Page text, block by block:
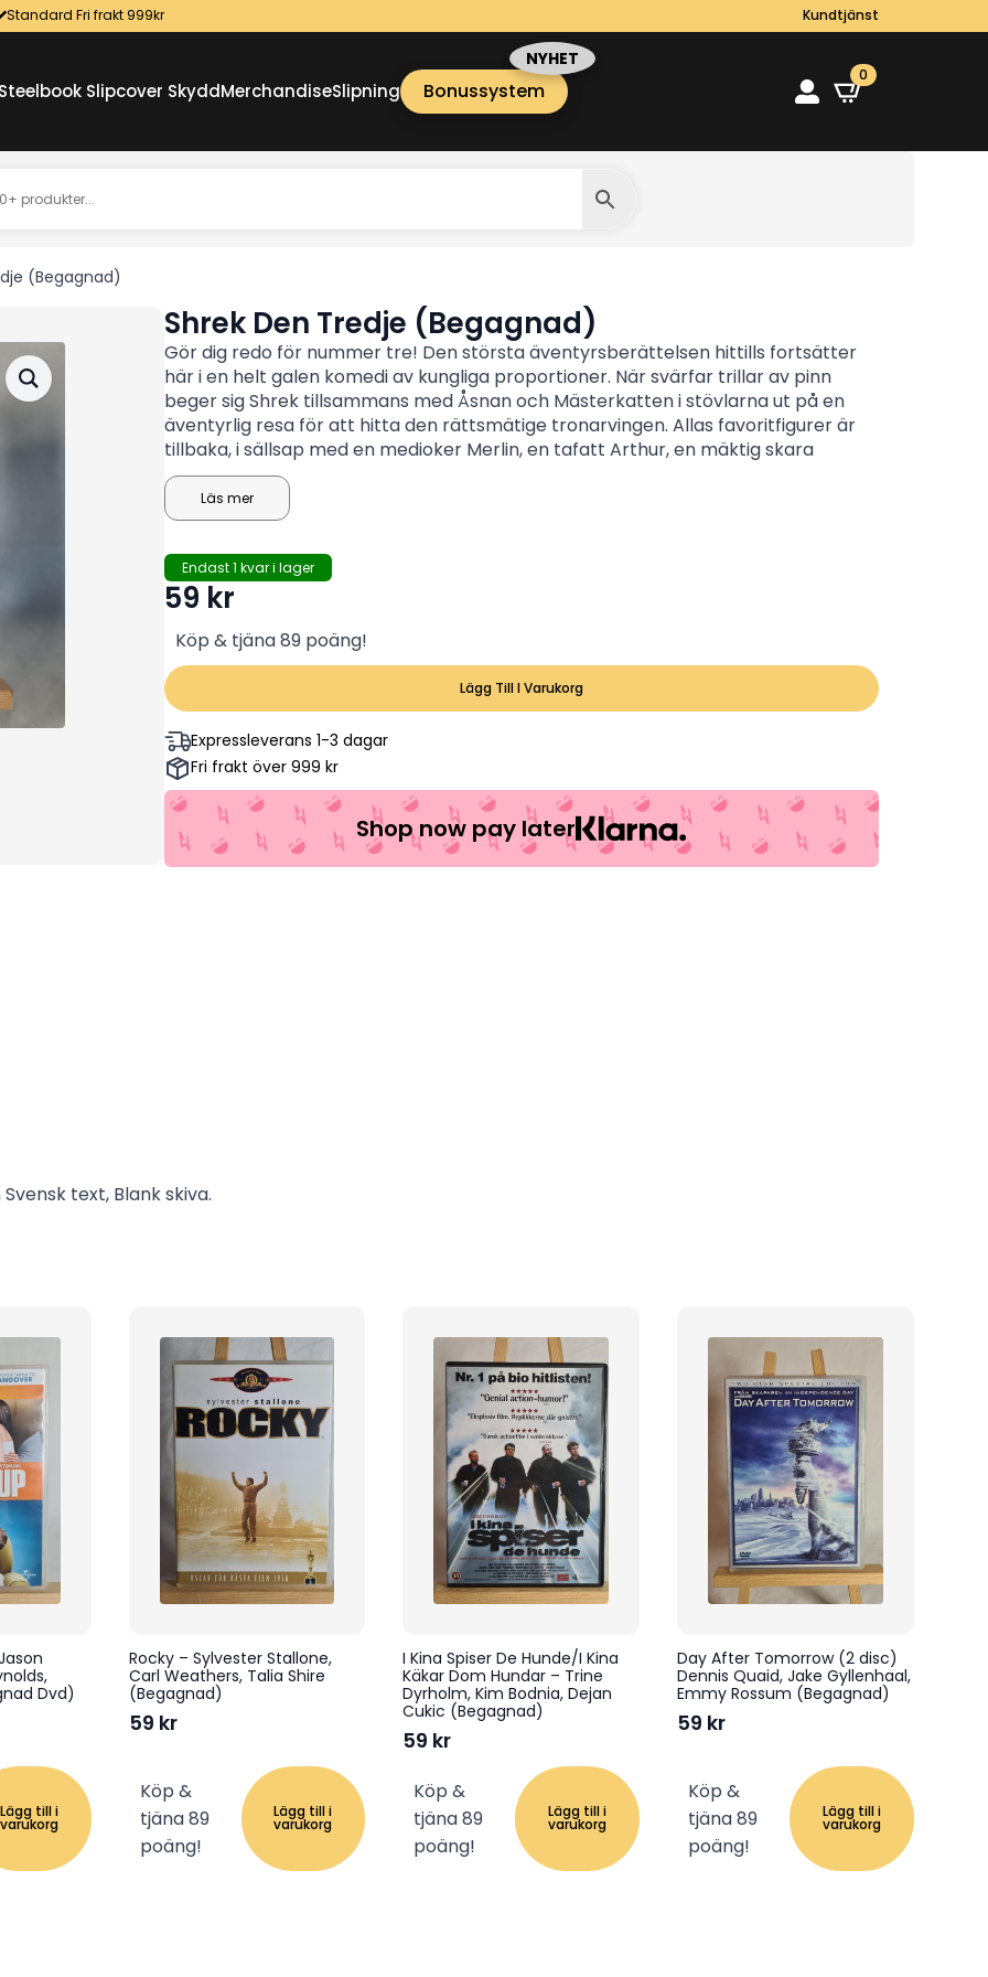
Standard Fri frakt 999kr Kundtjänst
Slipcover SkyddMerchandiseSlipning Bonussystem
0
(Begagnad)
Shrek Den Tredje (Begagnad)
Gör dig redo för nummer tre! Den största äventyrsberättelsen hittills fortsätter
här i en helt galen komedi av kungliga proportioner. När svärfar trillar av pinn
beger sig Shrek tillsammans med Åsnan och Mästerkatten i stövlarna ut på en
äventyrlig resa för att hitta den rättsmätige tronarvingen. Allas favoritfigurer är
tillbaka, i sällsap med en medioker Merlin, en tafatt Arthur, en mäktig skara
prinsessor och en rad oväntade nytillskott. Bara Shrek kan berätta en saga där
alla ler lyckligt i alla sina dagar!
Läs mer
Endast 1 kvar i lager
59 kr
Köp & tjäna 89 poäng!
Lägg Till I Varukorg
Expressleverans 1-3 dagar
Fri frakt över 999 kr
Shop now pay later
text, Blank skiva.
Dvd)
Lägg till i
varukorg
Rocky – Sylvester Stallone,
Carl Weathers, Talia Shire
(Begagnad)
59 kr
Köp &
tjäna 89
poäng!
Lägg till i
varukorg
I Kina Spiser De Hunde/I Kina
Käkar Dom Hundar – Trine
Dyrholm, Kim Bodnia, Dejan
Cukic (Begagnad)
59 kr
Köp &
tjäna 89
poäng!
Lägg till i
varukorg
Day After Tomorrow (2 disc)
Dennis Quaid, Jake Gyllenhaal,
Emmy Rossum (Begagnad)
59 kr
Köp &
tjäna 89
poäng!
Lägg till i
varukorg